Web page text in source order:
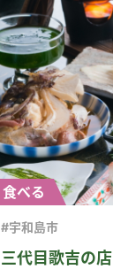
食べる
三代目歌吉の店
#宇和島市